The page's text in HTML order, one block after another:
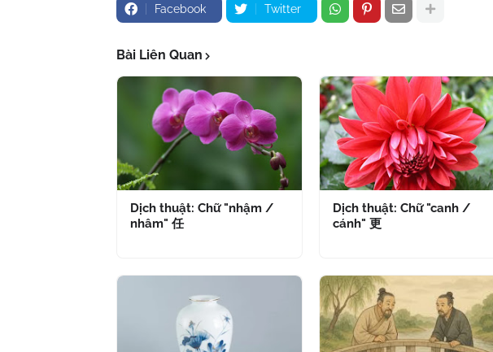
Facebook Twitter
Bài Liên Quan
Dịch thuật: Chữ "nhậm /
nhâm" 任
Dịch thuật: Chữ "canh /
cánh" 更